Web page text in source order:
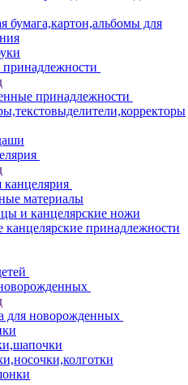
бумага,картон,альбомы для
принадлежности
канцелярия
материалы
и канцелярские ножи
канцелярские принадлежности
для новорожденных